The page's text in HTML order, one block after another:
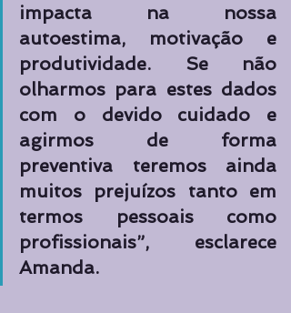
impacta na nossa
autoestima, motivação e
produtividade. Se não
olharmos para estes dados
com o devido cuidado e
agirmos de forma
preventiva teremos ainda
muitos prejuízos tanto em
termos pessoais como
profissionais”, esclarece
Amanda.